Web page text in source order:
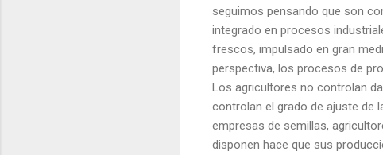
seguimos pensando que son
integrado en procesos
frescos, impulsado en gran
perspectiva, los procesos de
Los agricultores no controlan
controlan el grado de ajuste de
empresas de semillas,
disponen hace que sus